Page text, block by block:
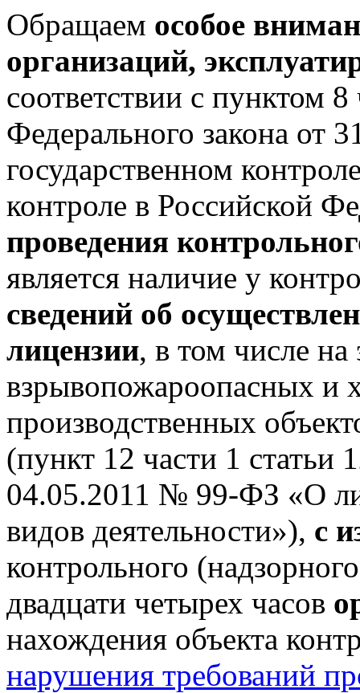
Обращаем особое
организаций,
соответствии с пунктом 8
Федерального закона
государственном
контроле в Российской
проведения
является наличие у
сведений об
лицензии, в том числе
взрывопожароопасных и
производственных
(пункт 12 части 1 статьи
04.05.2011 № 99-ФЗ «О
видов деятельности»), с
контрольного
двадцати четырех часов
нахождения объекта
нарушения требований